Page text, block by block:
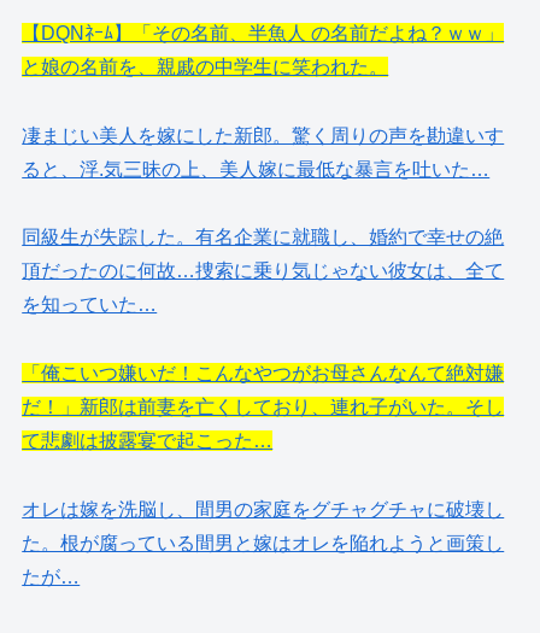
【DQNﾈｰﾑ】「その名前、半魚人 の名前だよね？ｗｗ」
と娘の名前を、親戚の中学生に笑われた。
凄まじい美人を嫁にした新郎。驚く周りの声を勘違いす
ると、浮.気三昧の上、美人嫁に最低な暴言を吐いた…
同級生が失踪した。有名企業に就職し、婚約で幸せの絶
頂だったのに何故…捜索に乗り気じゃない彼女は、全て
を知っていた…
「俺こいつ嫌いだ！こんなやつがお母さんなんて絶対嫌
だ！」新郎は前妻を亡くしており、連れ子がいた。そし
て悲劇は披露宴で起こった…
オレは嫁を洗脳し、間男の家庭をグチャグチャに破壊し
た。根が腐っている間男と嫁はオレを陥れようと画策し
たが…